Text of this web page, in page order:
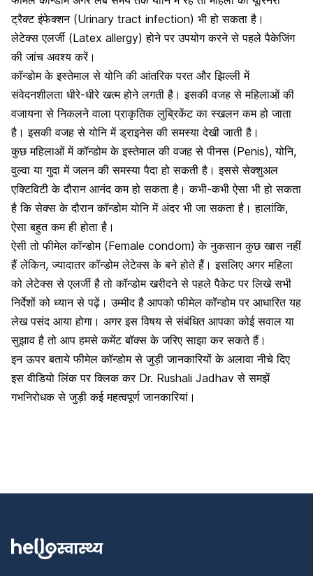
ट्रैक्ट इंफेक्शन(Urinary tract infection) भी हो सकता है।
लेटेक्स एलर्जी (Latex allergy) होने पर उपयोग करने से पहले पैकेजिंग
की जांच अवश्य करें।
कॉन्डोम के इस्तेमाल से योनि की आंतरिक परत और झिल्ली में
संवेदनशीलता धीरे-धीरे खत्म होने लगती है। इसकी वजह से महिलाओं की
वजायना से निकलने वाला प्राकृतिक लुब्रिकेंट का स्खलन कम हो जाता
है। इसकी वजह सेयोनि में ड्राइनेस की समस्या देखी जाती है।
कुछ महिलाओं में कॉन्डोम के इस्तेमाल की वजह से पीनस (Penis), योनि,
वुल्वा या गुदा में जलन की समस्या पैदा हो सकती है। इससे सेक्शुअल
एक्टिविटी के दौरान आनंद कम हो सकता है। कभी-कभी ऐसा भी हो सकता
है कि सेक्स के दौरान कॉन्डोम योनि में अंदर भी जा सकता है। हालांकि,
ऐसा बहुत कम ही होता है।
ऐसी तो फीमेल कॉन्डोम (Female condom) के नुकसान कुछ खास नहीं
हैं लेकिन, ज्यादातर कॉन्डोम लेटेक्स के बने होते हैं। इसलिए अगर महिला
को लेटेक्स से एलर्जी है तो कॉन्डोम खरीदने से पहले पैकेट पर लिखे सभी
निर्देशों को ध्यान से पढ़ें। उम्मीद है आपको फीमेल कॉन्डोम पर आधारित यह
लेख पसंद आया होगा। अगर इस विषय से संबंधित आपका कोई सवाल या
सुझाव है तो आप हमसे कमेंट बॉक्स के जरिए साझा कर सकते हैं।
इन ऊपर बताये फीमेल कॉन्डोम से जुड़ी जानकारियों के अलावा नीचे दिए
इस वीडियो लिंक पर क्लिक कर Dr. Rushali Jadhav से समझें
गभनिरोधक से जुड़ी कई महत्वपूर्ण जानकारियां।